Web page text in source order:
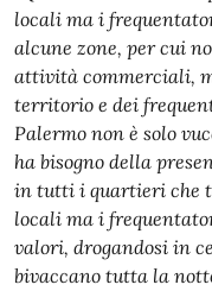
locali ma i
alcune zone, per cui
attività commerciali,
territorio e dei
Palermo non è solo
ha bisogno della
in tutti i quartieri che
locali ma i
valori, drogandosi in
bivaccano tutta la